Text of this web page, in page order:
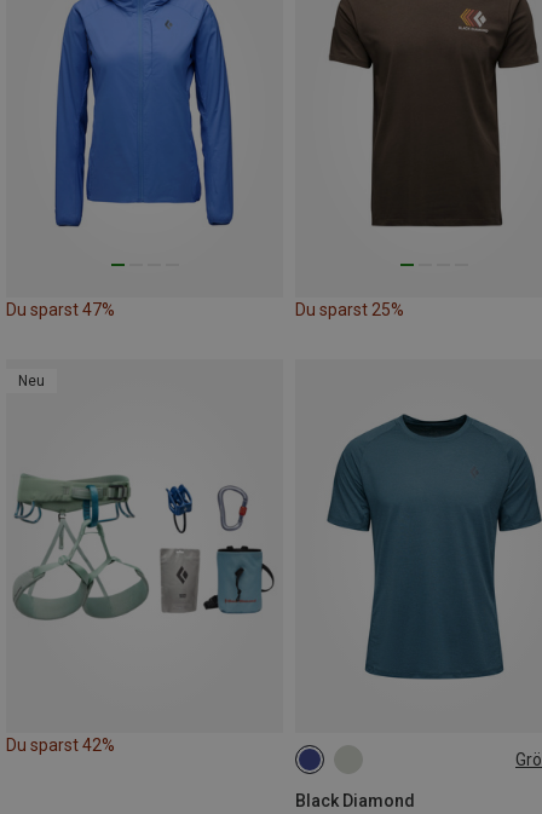
Du sparst 47% Du sparst 25%
Neu
Du sparst 42%
Black Diamond
M L